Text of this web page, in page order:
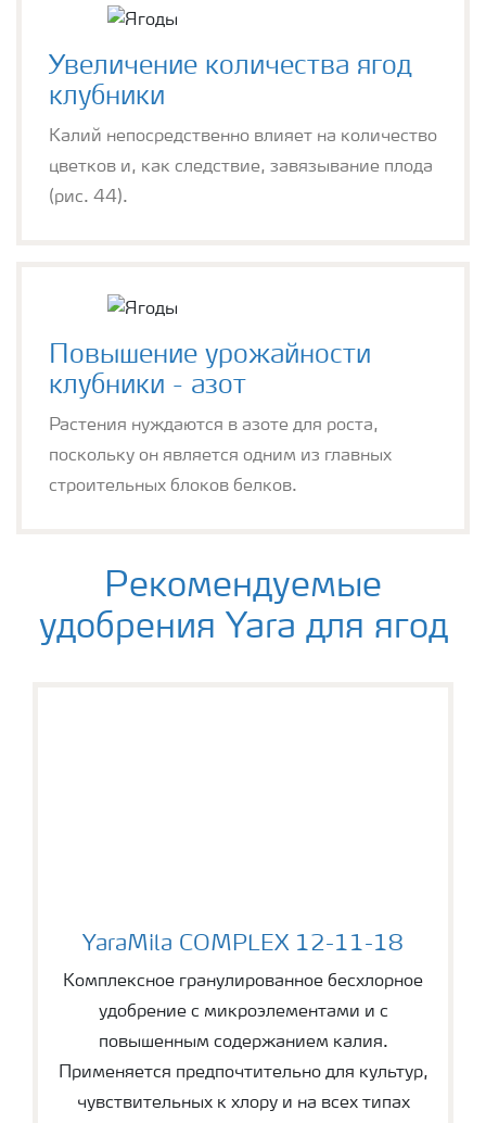
Увеличение количества ягод
клубники
Калий непосредственно влияет на количество
цветков и, как следствие, завязывание плода
(рис. 44).
Повышение урожайности
клубники - азот
Растения нуждаются в азоте для роста,
поскольку он является одним из главных
строительных блоков белков.
Рекомендуемые
удобрения Yara для ягод
YaraMila COMPLEX 12-11-18
YaraMila COMPLEX 12-11-18
Комплексное гранулированное бесхлорное
удобрение с микроэлементами и с
повышенным содержанием калия.
Применяется предпочтительно для культур,
чувствительных к хлору и на всех типах